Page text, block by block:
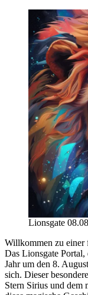
Lionsgate
Willkommen zu einer
Das Lionsgate Portal,
Jahr um den 8.
sich. Dieser
Stern Sirius und dem